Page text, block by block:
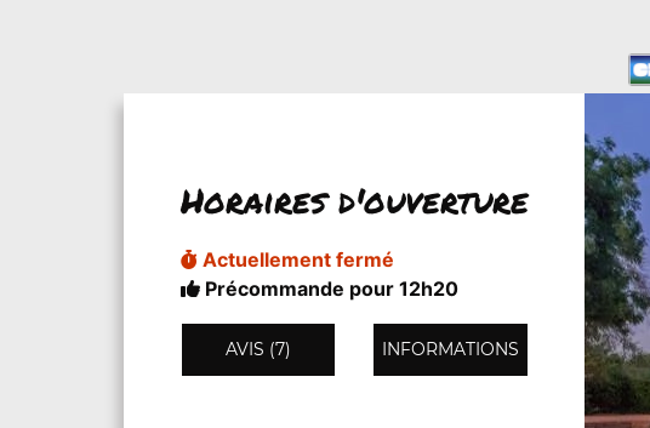
Horaires d'ouverture
Actuellement fermé
Précommande pour 12h20
AVIS (7) INFORMATIONS